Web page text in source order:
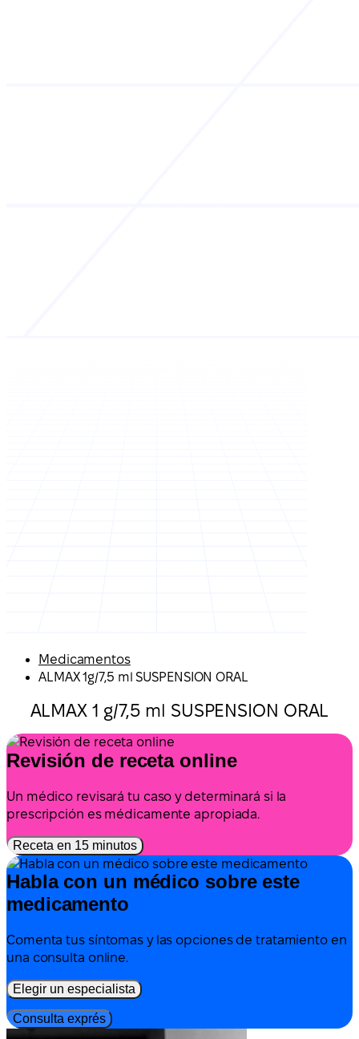
Medicamentos
ALMAX 1g/7,5 ml SUSPENSION ORAL
ALMAX 1 g/7,5 ml SUSPENSION ORAL
Revisión de receta online
Un médico revisará tu caso y determinará si la
prescripción es médicamente apropiada.
Receta en 15 minutos
Habla con un médico sobre este
medicamento
Comenta tus síntomas y las opciones de tratamiento en
una consulta online.
Elegir un especialista
Consulta exprés